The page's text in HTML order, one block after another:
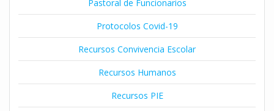
Pastoral de Funcionarios
Protocolos Covid-19
Recursos Convivencia Escolar
Recursos Humanos
Recursos PIE